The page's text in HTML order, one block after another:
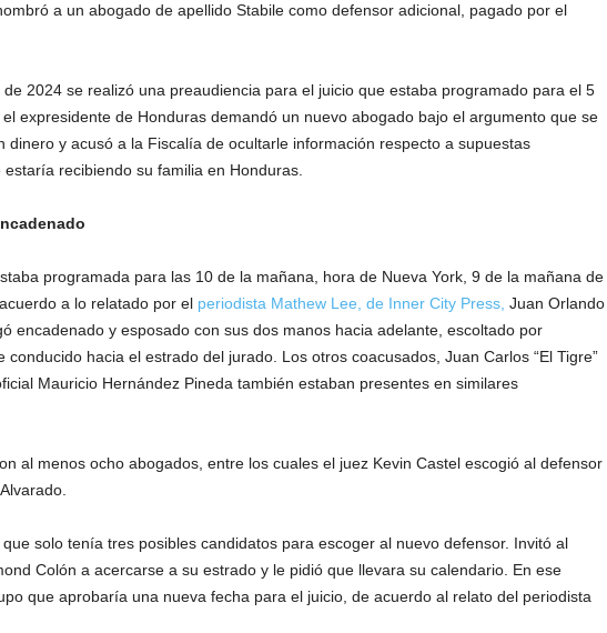
a un abogado de apellido Stabile como defensor adicional, pagado por el
de 2024 se realizó una preaudiencia para el juicio que estaba programado para el 5
expresidente de Honduras demandó un nuevo abogado bajo el argumento que se
dinero y acusó a la Fiscalía de ocultarle información respecto a supuestas
recibiendo su familia en Honduras.
programada para las 10 de la mañana, hora de Nueva York, 9 de la mañana de
a lo relatado por el periodista Mathew Lee, de Inner City Press, Juan Orlando
encadenado y esposado con sus dos manos hacia adelante, escoltado por
conducido hacia el estrado del jurado. Los otros coacusados, Juan Carlos “El Tigre”
Mauricio Hernández Pineda también estaban presentes en similares
al menos ocho abogados, entre los cuales el juez Kevin Castel escogió al defensor
solo tenía tres posibles candidatos para escoger al nuevo defensor. Invitó al
Colón a acercarse a su estrado y le pidió que llevara su calendario. En ese
que aprobaría una nueva fecha para el juicio, de acuerdo al relato del periodista